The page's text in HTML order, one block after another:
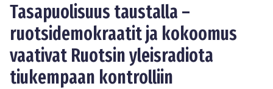
Tasapuolisuus taustalla –
ruotsidemokraatit ja kokoomus
vaativat Ruotsin yleisradiota
tiukempaan kontrolliin